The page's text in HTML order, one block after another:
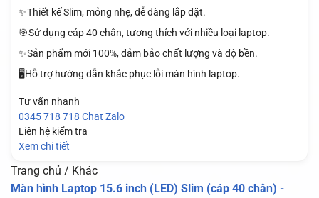
✨Thiết kế Slim, mỏng nhẹ, dễ dàng lắp đặt.
🎯Sử dụng cáp 40 chân, tương thích với nhiều loại laptop.
✨Sản phẩm mới 100%, đảm bảo chất lượng và độ bền.
🖥️Hỗ trợ hướng dẫn khắc phục lỗi màn hình laptop.
Tư vấn nhanh
0345 718 718 Chat Zalo
Liên hệ kiểm tra
Xem chi tiết
Trang chủ / Khác
Màn hình Laptop 15.6 inch (LED) Slim (cáp 40 chân) -